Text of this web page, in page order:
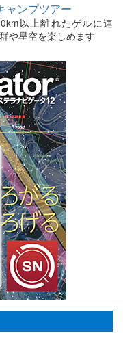
ャンプツアー
以上離れたゲルに連
や星空を楽しめます